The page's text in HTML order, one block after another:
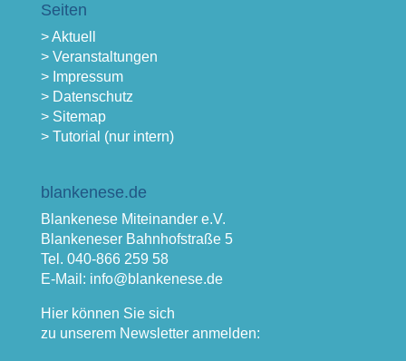
Seiten
> Aktuell
> Veranstaltungen
> Impressum
> Datenschutz
> Sitemap
> Tutorial (nur intern)
blankenese.de
Blankenese Miteinander e.V.
Blankeneser Bahnhofstraße 5
Tel. 040-866 259 58
E-Mail: info@blankenese.de
Hier können Sie sich
zu unserem Newsletter anmelden: